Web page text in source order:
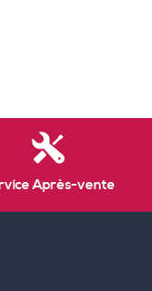
Après-vente